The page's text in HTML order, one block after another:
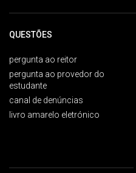
QUESTÕES
pergunta ao reitor
pergunta ao provedor do
estudante
canal de denúncias
livro amarelo eletrónico